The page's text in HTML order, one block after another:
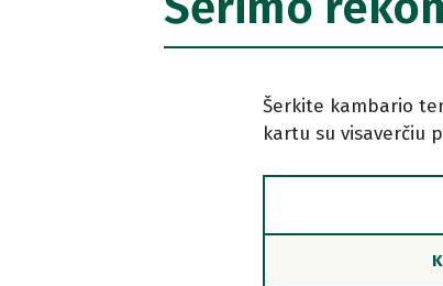
Šerkite kambario
kartu su visaverčiu